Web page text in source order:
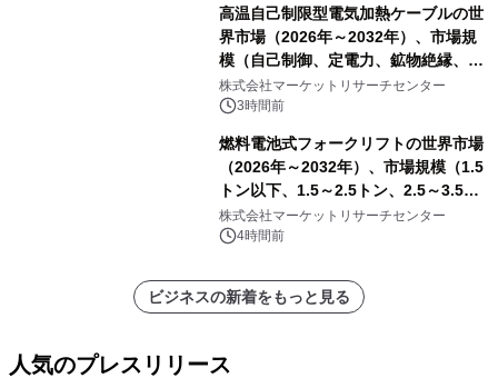
高温自己制限型電気加熱ケーブルの世
界市場（2026年～2032年）、市場規
模（自己制御、定電力、鉱物絶縁、表
皮効果）・分析レポートを発表
株式会社マーケットリサーチセンター
3時間前
燃料電池式フォークリフトの世界市場
（2026年～2032年）、市場規模（1.5
トン以下、1.5～2.5トン、2.5～3.5ト
ン、3.5～5.0トン、その他）・分析レ
ポートを発表
株式会社マーケットリサーチセンター
4時間前
ビジネスの新着をもっと見る
人気のプレスリリース